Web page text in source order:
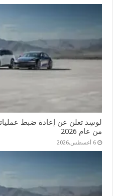
لوسِد تعلن عن إعادة ضبط عملياتها
من عام 2026
6 أغسطس,2026